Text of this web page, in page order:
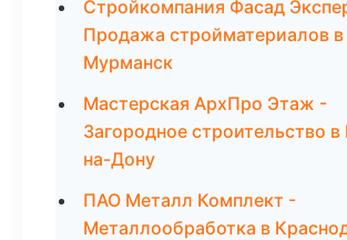
Стройкомпания Фасад
Продажа стройматериалов в
Мурманск
Мастерская АрхПро Этаж -
Загородное строительство
на-Дону
ПАО Металл Комплект -
Металлообработка в